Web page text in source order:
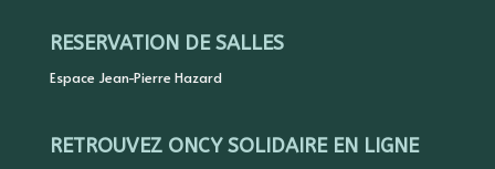
RESERVATION DE SALLES
Espace Jean-Pierre Hazard
RETROUVEZ ONCY SOLIDAIRE EN LIGNE